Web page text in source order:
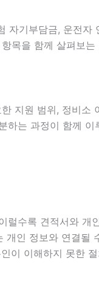
자기부담금, 운전자
목을 함께 살펴보
지원 범위, 정비소
는 과정이 함께 이
수록 견적서와 개
인 정보와 연결될
이 이해하지 못한